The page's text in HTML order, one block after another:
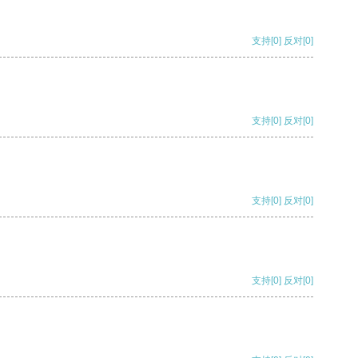
支持[0] 反对[0]
支持[0] 反对[0]
支持[0] 反对[0]
支持[0] 反对[0]